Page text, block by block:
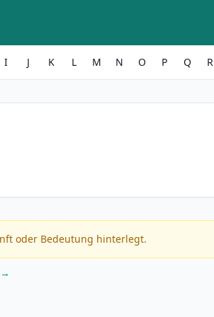
I J K L M N O P Q R
oder Bedeutung hinterlegt.